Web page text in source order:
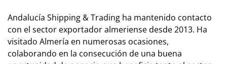
Andalucía Shipping & Trading ha mantenido contacto
con el sector exportador almeriense desde 2013. Ha
visitado Almería en numerosas ocasiones,
colaborando en la consecución de una buena